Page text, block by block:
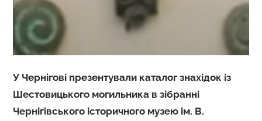
У Чернігові презентували каталог знахідок із
Шестовицького могильника в зібранні
Чернігівського історичного музею ім. В.